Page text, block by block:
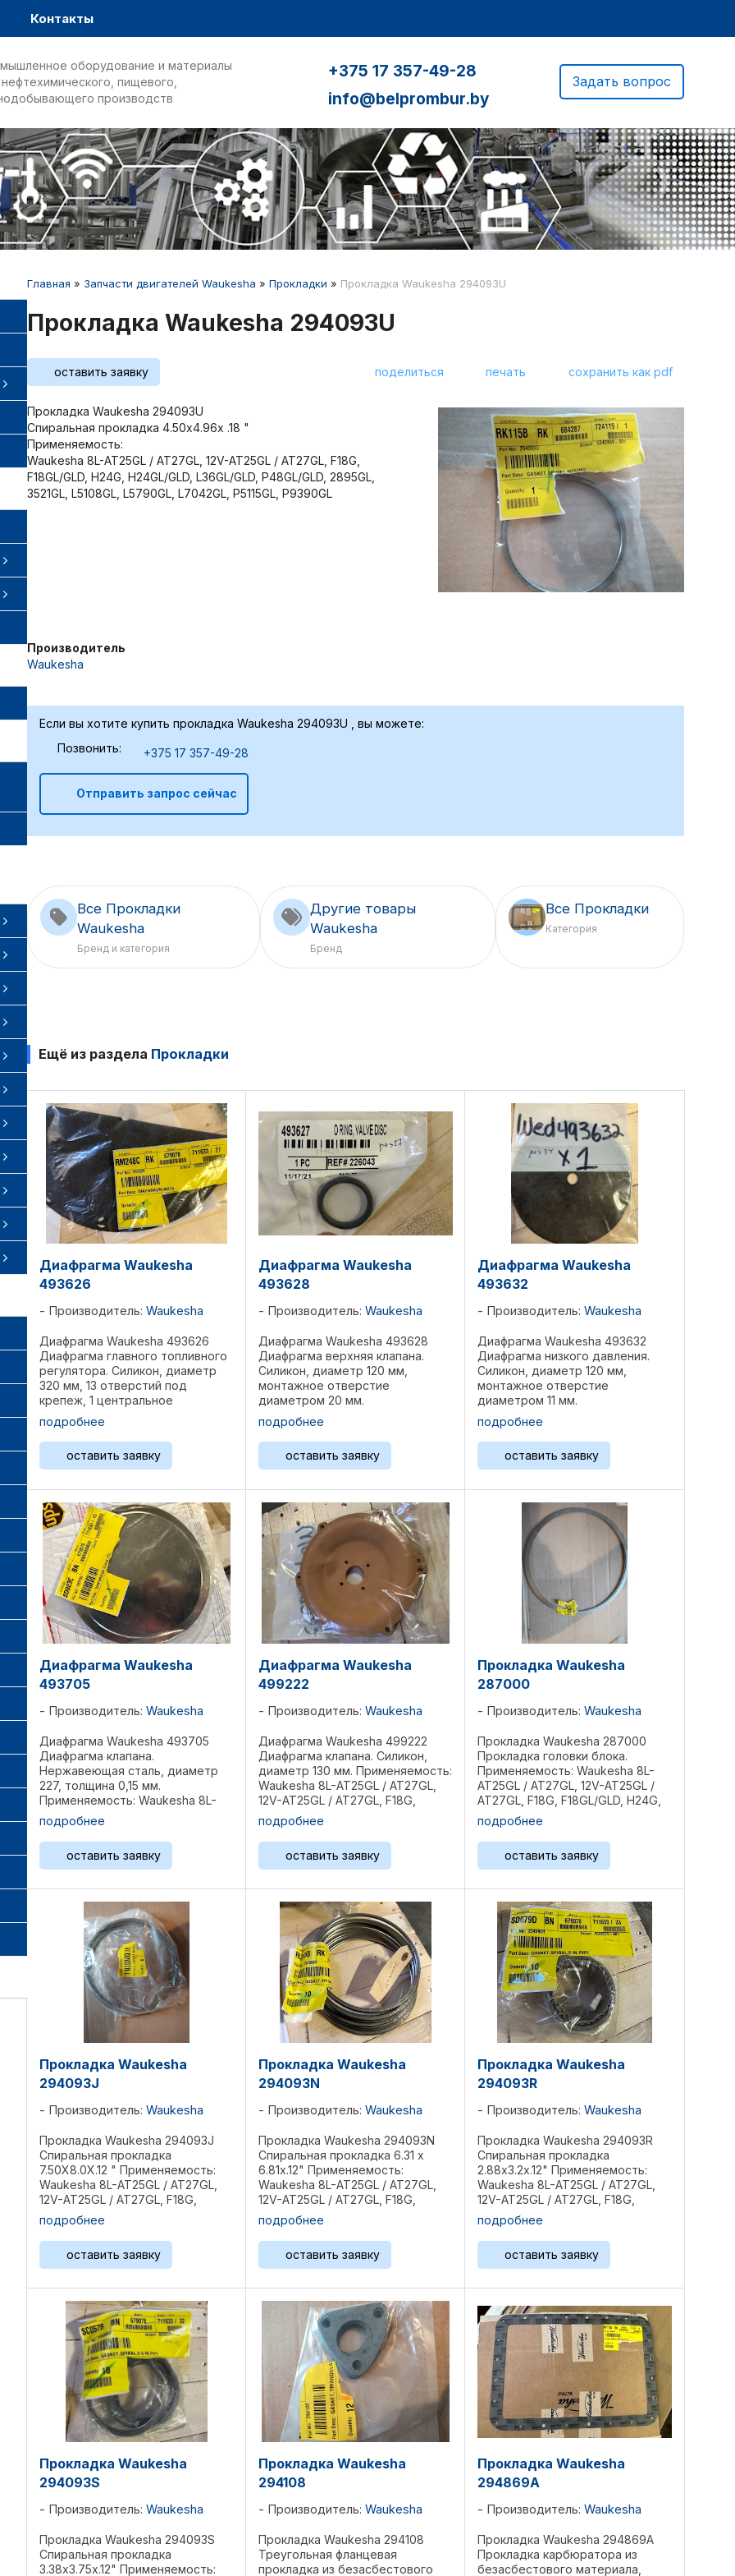
Контакты
оборудование и материалы
пищевого,
производств
+375 17 357-49-28
info@belprombur.by
Задать вопрос
Главная » Запчасти двигателей Waukesha » Прокладки » Прокладка Waukesha 294093U
Прокладка Waukesha 294093U
оставить заявку поделиться печать сохранить как pdf
Прокладка Waukesha 294093U
Спиральная прокладка 4.50х4.96х .18 "
Применяемость:
Waukesha 8L-AT25GL / AT27GL, 12V-AT25GL / AT27GL, F18G,
F18GL/GLD, H24G, H24GL/GLD, L36GL/GLD, P48GL/GLD, 2895GL,
3521GL, L5108GL, L5790GL, L7042GL, P5115GL, P9390GL
Производитель
Waukesha
Если вы хотите купить прокладка Waukesha 294093U , вы можете:
Позвонить:
+375 17 357-49-28
Отправить запрос сейчас
Все Прокладки
Waukesha
Бренд и категория
Другие товары
Waukesha
Бренд
Все Прокладки
Категория
Ещё из раздела Прокладки
Диафрагма Waukesha
493626
Производитель: Waukesha
Диафрагма Waukesha 493626
Диафрагма главного топливного
регулятора. Силикон, диаметр
320 мм, 13 отверстий под
крепеж, 1 центральное
отверстие Применяемость:
Waukesha 8L-AT25GL / AT27GL,
12V-AT25GL / AT27GL, F18G,
F18GL/GLD, H24G, H24GL/GLD, ...
подробнее
оставить заявку
Диафрагма Waukesha
493628
Производитель: Waukesha
Диафрагма Waukesha 493628
Диафрагма верхняя клапана.
Силикон, диаметр 120 мм,
монтажное отверстие
диаметром 20 мм.
Применяемость: Waukesha 8L-
AT25GL / AT27GL, 12V-AT25GL /
AT27GL, F18G, F18GL/GLD, H24G,
H24GL/GLD, L36GL/GLD,
подробнее
оставить заявку
Диафрагма Waukesha
493632
Производитель: Waukesha
Диафрагма Waukesha 493632
Диафрагма низкого давления.
Силикон, диаметр 120 мм,
монтажное отверстие
диаметром 11 мм.
Применяемость: Waukesha 8L-
AT25GL / AT27GL, 12V-AT25GL /
AT27GL, F18G, F18GL/GLD, H24G,
H24GL/GLD, L36GL/GLD,
подробнее
оставить заявку
Диафрагма Waukesha
493705
Производитель: Waukesha
Диафрагма Waukesha 493705
Диафрагма клапана.
Нержавеющая сталь, диаметр
227, толщина 0,15 мм.
Применяемость: Waukesha 8L-
AT25GL / AT27GL, 12V-AT25GL /
AT27GL, F18G, F18GL/GLD, H24G,
H24GL/GLD, L36GL/GLD,
P48GL/GLD, 2895GL, 3521GL,
L5108GL, L5790GL, ...
подробнее
оставить заявку
Диафрагма Waukesha
499222
Производитель: Waukesha
Диафрагма Waukesha 499222
Диафрагма клапана. Силикон,
диаметр 130 мм. Применяемость:
Waukesha 8L-AT25GL / AT27GL,
12V-AT25GL / AT27GL, F18G,
F18GL/GLD, H24G, H24GL/GLD,
L36GL/GLD, P48GL/GLD, 2895GL,
3521GL, L5108GL, L5790GL,
L7042GL, P5115GL, ...
подробнее
оставить заявку
Прокладка Waukesha
287000
Производитель: Waukesha
Прокладка Waukesha 287000
Прокладка головки блока.
Применяемость: Waukesha 8L-
AT25GL / AT27GL, 12V-AT25GL /
AT27GL, F18G, F18GL/GLD, H24G,
H24GL/GLD, L36GL/GLD,
P48GL/GLD, 2895GL, 3521GL,
L5108GL, L5790GL, L7042GL,
P5115GL, ...
подробнее
оставить заявку
Прокладка Waukesha
294093J
Производитель: Waukesha
Прокладка Waukesha 294093J
Спиральная прокладка
7.50X8.0X.12 " Применяемость:
Waukesha 8L-AT25GL / AT27GL,
12V-AT25GL / AT27GL, F18G,
F18GL/GLD, H24G, H24GL/GLD,
L36GL/GLD, P48GL/GLD, 2895GL,
3521GL, L5108GL, L5790GL,
L7042GL, P5115GL, ...
подробнее
оставить заявку
Прокладка Waukesha
294093N
Производитель: Waukesha
Прокладка Waukesha 294093N
Спиральная прокладка 6.31 х
6.81х.12" Применяемость:
Waukesha 8L-AT25GL / AT27GL,
12V-AT25GL / AT27GL, F18G,
F18GL/GLD, H24G, H24GL/GLD,
L36GL/GLD, P48GL/GLD, 2895GL,
3521GL, L5108GL, L5790GL,
L7042GL, P5115GL, ...
подробнее
оставить заявку
Прокладка Waukesha
294093R
Производитель: Waukesha
Прокладка Waukesha 294093R
Спиральная прокладка
2.88x3.2x.12" Применяемость:
Waukesha 8L-AT25GL / AT27GL,
12V-AT25GL / AT27GL, F18G,
F18GL/GLD, H24G, H24GL/GLD,
L36GL/GLD, P48GL/GLD, 2895GL,
3521GL, L5108GL, L5790GL,
L7042GL, P5115GL, ...
подробнее
оставить заявку
Прокладка Waukesha
294093S
Производитель: Waukesha
Прокладка Waukesha 294093S
Спиральная прокладка
3.38x3.75x.12" Применяемость:
Прокладка Waukesha
294108
Производитель: Waukesha
Прокладка Waukesha 294108
Треугольная фланцевая
прокладка из безасбестового
Прокладка Waukesha
294869A
Производитель: Waukesha
Прокладка Waukesha 294869A
Прокладка карбюратора из
безасбестового материала,